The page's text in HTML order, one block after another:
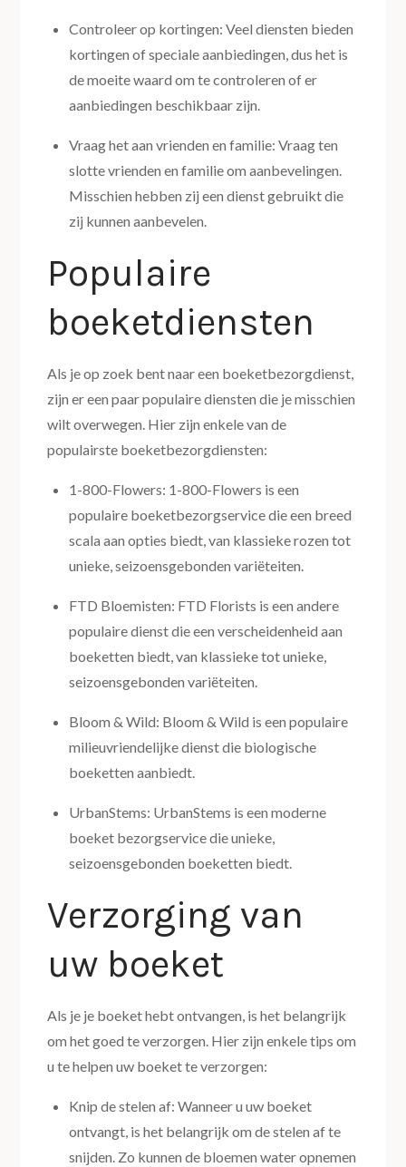
Controleer op kortingen: Veel diensten bieden
kortingen of speciale aanbiedingen, dus het is
de moeite waard om te controleren of er
aanbiedingen beschikbaar zijn.
Vraag het aan vrienden en familie: Vraag ten
slotte vrienden en familie om aanbevelingen.
Misschien hebben zij een dienst gebruikt die
zij kunnen aanbevelen.
Populaire
boeketdiensten
Als je op zoek bent naar een boeketbezorgdienst,
zijn er een paar populaire diensten die je misschien
wilt overwegen. Hier zijn enkele van de
populairste boeketbezorgdiensten:
1-800-Flowers: 1-800-Flowers is een
populaire boeketbezorgservice die een breed
scala aan opties biedt, van klassieke rozen tot
unieke, seizoensgebonden variëteiten.
FTD Bloemisten: FTD Florists is een andere
populaire dienst die een verscheidenheid aan
boeketten biedt, van klassieke tot unieke,
seizoensgebonden variëteiten.
Bloom & Wild: Bloom & Wild is een populaire
milieuvriendelijke dienst die biologische
boeketten aanbiedt.
UrbanStems: UrbanStems is een moderne
boeket bezorgservice die unieke,
seizoensgebonden boeketten biedt.
Verzorging van
uw boeket
Als je je boeket hebt ontvangen, is het belangrijk
om het goed te verzorgen. Hier zijn enkele tips om
u te helpen uw boeket te verzorgen:
Knip de stelen af: Wanneer u uw boeket
ontvangt, is het belangrijk om de stelen af te
snijden. Zo kunnen de bloemen water opnemen